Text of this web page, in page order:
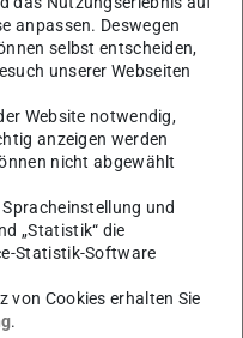
Felder
I
anpassen. Deswegen
selbst entscheiden,
unserer Webseiten
Website notwendig,
anzeigen werden
nicht abgewählt
und
„Statistik“ die
Statistik-Software
von Cookies erhalten Sie
.